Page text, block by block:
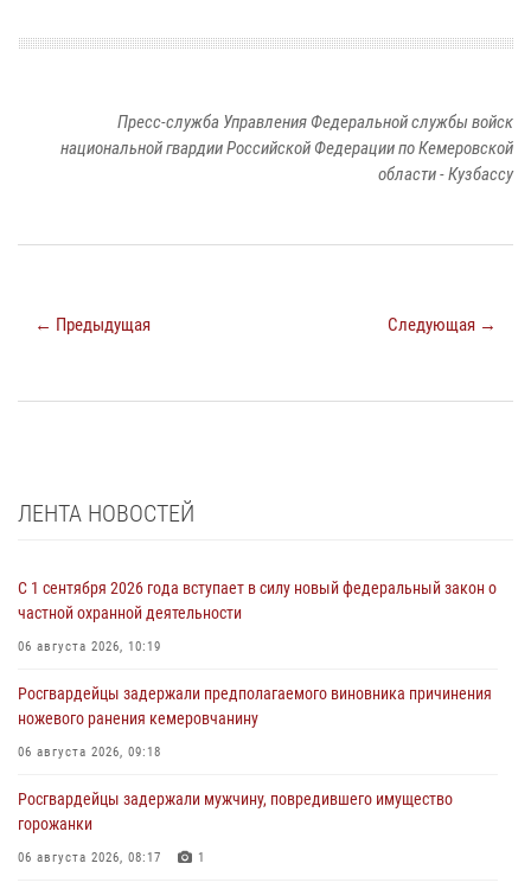
Пресс-служба Управления Федеральной службы войск
национальной гвардии Российской Федерации по Кемеровской
области - Кузбассу
← Предыдущая Следующая →
ЛЕНТА НОВОСТЕЙ
С 1 сентября 2026 года вступает в силу новый федеральный закон о
частной охранной деятельности
06 августа 2026, 10:19
Росгвардейцы задержали предполагаемого виновника причинения
ножевого ранения кемеровчанину
06 августа 2026, 09:18
Росгвардейцы задержали мужчину, повредившего имущество
горожанки
06 августа 2026, 08:17 1